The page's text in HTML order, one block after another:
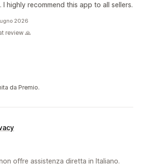
highly recommend this app to all sellers.
2026
review 🙏
da Premio.
offre assistenza diretta in Italiano.